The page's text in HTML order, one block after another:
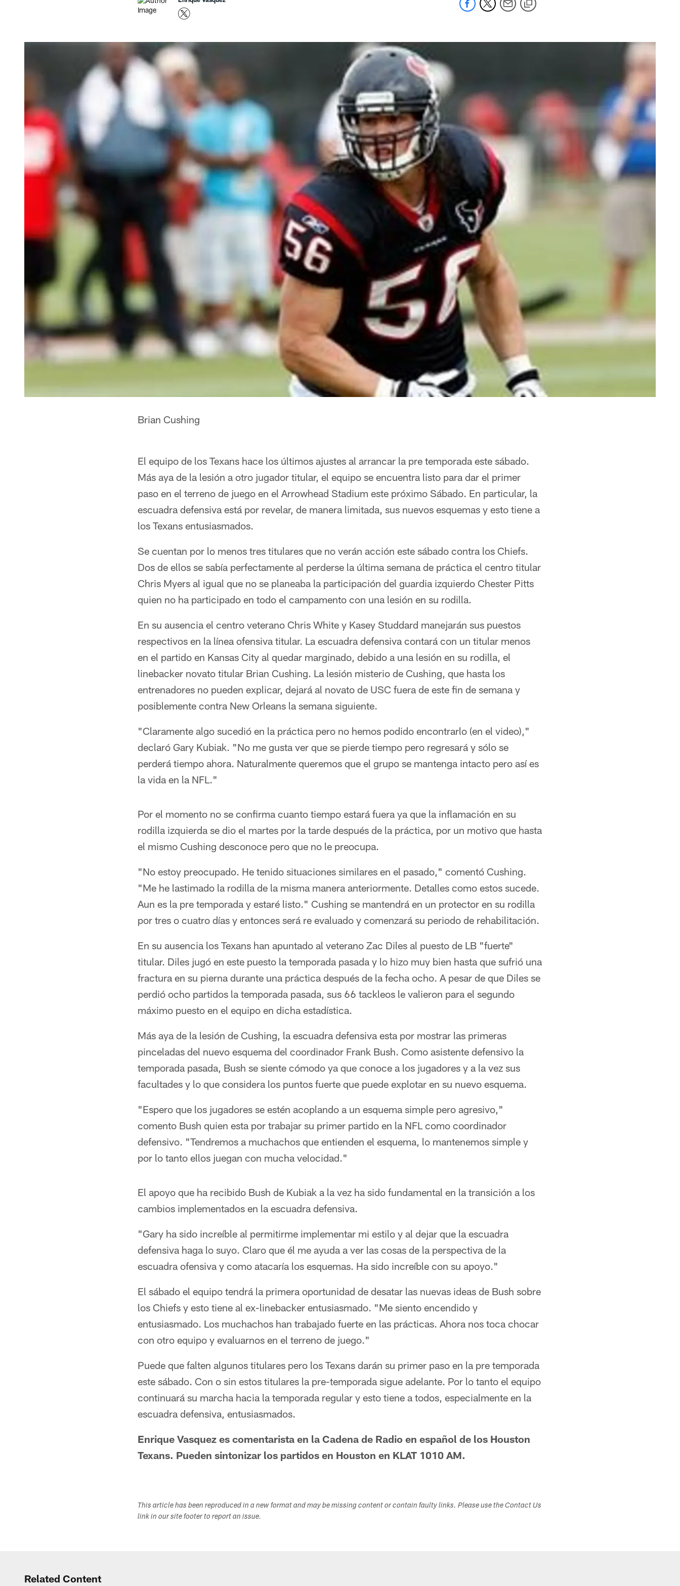
Brian Cushing
El equipo de los Texans hace los últimos ajustes al arrancar la pre temporada este sábado.
Más aya de la lesión a otro jugador titular, el equipo se encuentra listo para dar el primer
paso en el terreno de juego en el Arrowhead Stadium este próximo Sábado. En particular, la
escuadra defensiva está por revelar, de manera limitada, sus nuevos esquemas y esto tiene a
los Texans entusiasmados.
Se cuentan por lo menos tres titulares que no verán acción este sábado contra los Chiefs.
Dos de ellos se sabía perfectamente al perderse la última semana de práctica el centro titular
Chris Myers al igual que no se planeaba la participación del guardia izquierdo Chester Pitts
quien no ha participado en todo el campamento con una lesión en su rodilla.
En su ausencia el centro veterano Chris White y Kasey Studdard manejarán sus puestos
respectivos en la línea ofensiva titular. La escuadra defensiva contará con un titular menos
en el partido en Kansas City al quedar marginado, debido a una lesión en su rodilla, el
linebacker novato titular Brian Cushing. La lesión misterio de Cushing, que hasta los
entrenadores no pueden explicar, dejará al novato de USC fuera de este fin de semana y
posiblemente contra New Orleans la semana siguiente.
"Claramente algo sucedió en la práctica pero no hemos podido encontrarlo (en el video),"
declaró Gary Kubiak. "No me gusta ver que se pierde tiempo pero regresará y sólo se
perderá tiempo ahora. Naturalmente queremos que el grupo se mantenga intacto pero así es
la vida en la NFL."
Por el momento no se confirma cuanto tiempo estará fuera ya que la inflamación en su
rodilla izquierda se dio el martes por la tarde después de la práctica, por un motivo que hasta
el mismo Cushing desconoce pero que no le preocupa.
"No estoy preocupado. He tenido situaciones similares en el pasado," comentó Cushing.
"Me he lastimado la rodilla de la misma manera anteriormente. Detalles como estos sucede.
Aun es la pre temporada y estaré listo." Cushing se mantendrá en un protector en su rodilla
por tres o cuatro días y entonces será re evaluado y comenzará su periodo de rehabilitación.
En su ausencia los Texans han apuntado al veterano Zac Diles al puesto de LB "fuerte"
titular. Diles jugó en este puesto la temporada pasada y lo hizo muy bien hasta que sufrió una
fractura en su pierna durante una práctica después de la fecha ocho. A pesar de que Diles se
perdió ocho partidos la temporada pasada, sus 66 tackleos le valieron para el segundo
máximo puesto en el equipo en dicha estadística.
Más aya de la lesión de Cushing, la escuadra defensiva esta por mostrar las primeras
pinceladas del nuevo esquema del coordinador Frank Bush. Como asistente defensivo la
temporada pasada, Bush se siente cómodo ya que conoce a los jugadores y a la vez sus
facultades y lo que considera los puntos fuerte que puede explotar en su nuevo esquema.
"Espero que los jugadores se estén acoplando a un esquema simple pero agresivo,"
comento Bush quien esta por trabajar su primer partido en la NFL como coordinador
defensivo. "Tendremos a muchachos que entienden el esquema, lo mantenemos simple y
por lo tanto ellos juegan con mucha velocidad."
El apoyo que ha recibido Bush de Kubiak a la vez ha sido fundamental en la transición a los
cambios implementados en la escuadra defensiva.
"Gary ha sido increíble al permitirme implementar mi estilo y al dejar que la escuadra
defensiva haga lo suyo. Claro que él me ayuda a ver las cosas de la perspectiva de la
escuadra ofensiva y como atacaría los esquemas. Ha sido increíble con su apoyo."
El sábado el equipo tendrá la primera oportunidad de desatar las nuevas ideas de Bush sobre
los Chiefs y esto tiene al ex-linebacker entusiasmado. "Me siento encendido y
entusiasmado. Los muchachos han trabajado fuerte en las prácticas. Ahora nos toca chocar
con otro equipo y evaluarnos en el terreno de juego."
Puede que falten algunos titulares pero los Texans darán su primer paso en la pre temporada
este sábado. Con o sin estos titulares la pre-temporada sigue adelante. Por lo tanto el equipo
continuará su marcha hacia la temporada regular y esto tiene a todos, especialmente en la
escuadra defensiva, entusiasmados.
Enrique Vasquez es comentarista en la Cadena de Radio en español de los Houston
Texans. Pueden sintonizar los partidos en Houston en KLAT 1010 AM.
This article has been reproduced in a new format and may be missing content or contain faulty links. Please use the Contact Us
link in our site footer to report an issue.
Related Content